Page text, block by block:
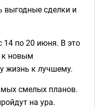
выгодные сделки и
14 по 20 июня. В это
к новым
жизнь к лучшему.
смелых планов.
на ура.